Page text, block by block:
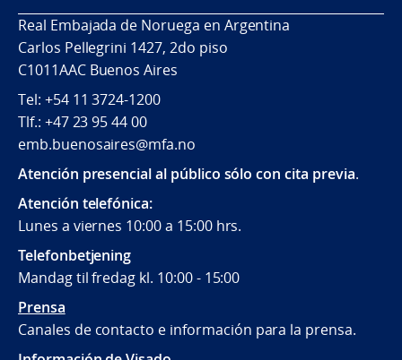
Real Embajada de Noruega en Argentina
Carlos Pellegrini 1427, 2do piso
C1011AAC Buenos Aires
Tel: +54 11 3724-1200
Tlf.: +47 23 95 44 00
emb.buenosaires@mfa.no
Atención presencial al público sólo con cita previa.
Atención telefónica:
Lunes a viernes 10:00 a 15:00 hrs.
Telefonbetjening
Mandag til fredag kl. 10:00 - 15:00
Prensa
Canales de contacto e información para la prensa.